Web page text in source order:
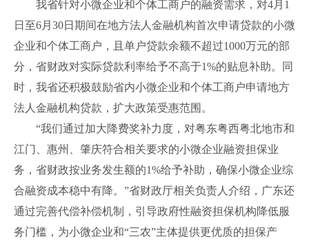
我省针对小微企业和个体工商户的融资需求，对4月1
日至6月30日期间在地方法人金融机构首次申请贷款的小微
企业和个体工商户，且单户贷款余额不超过1000万元的部
分，省财政对实际贷款利率给予不高于1%的贴息补助。同
时，我省还积极鼓励省内小微企业和个体工商户申请地方
法人金融机构贷款，扩大政策受惠范围。
“我们通过加大降费奖补力度，对粤东粤西粤北地市和
江门、惠州、肇庆符合相关要求的小微企业融资担保业
务，省财政按业务发生额的1%给予补助，确保小微企业综
合融资成本稳中有降。”省财政厅相关负责人介绍，广东还
通过完善代偿补偿机制，引导政府性融资担保机构降低服
务门槛，为小微企业和“三农”主体提供更优质的担保产